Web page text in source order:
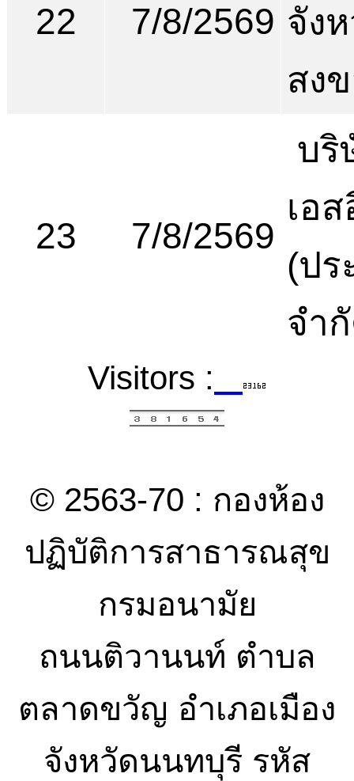
22 7/8/2569 จัง
สง
23 7/8/2569
บริ
เอ
(ปร
จำ
Visitors :
© 2563-70 : กองห้อง
ปฏิบัติการสาธารณสุข
กรมอนามัย
ถนนติวานนท์ ตำบล
ตลาดขวัญ อำเภอเมือง
จังหวัดนนทบุรี รหัส